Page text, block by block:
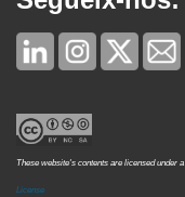
These website's contents are licensed under a
License